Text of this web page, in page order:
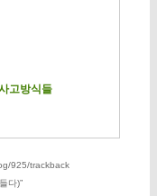
고방식들
925/trackback
다)”